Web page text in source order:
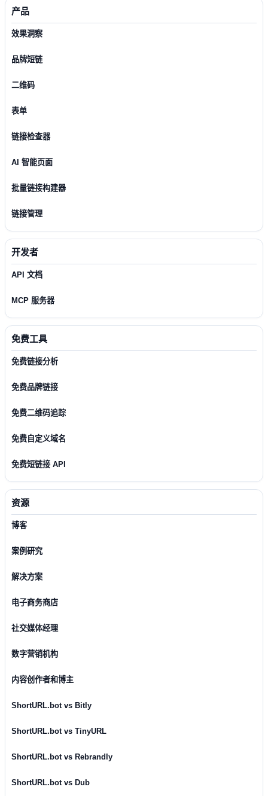
产品
效果洞察
品牌短链
二维码
表单
链接检查器
AI 智能页面
批量链接构建器
链接管理
开发者
API 文档
MCP 服务器
免费工具
免费链接分析
免费品牌链接
免费二维码追踪
免费自定义域名
免费短链接 API
资源
博客
案例研究
解决方案
电子商务商店
社交媒体经理
数字营销机构
内容创作者和博主
ShortURL.bot vs Bitly
ShortURL.bot vs TinyURL
ShortURL.bot vs Rebrandly
ShortURL.bot vs Dub